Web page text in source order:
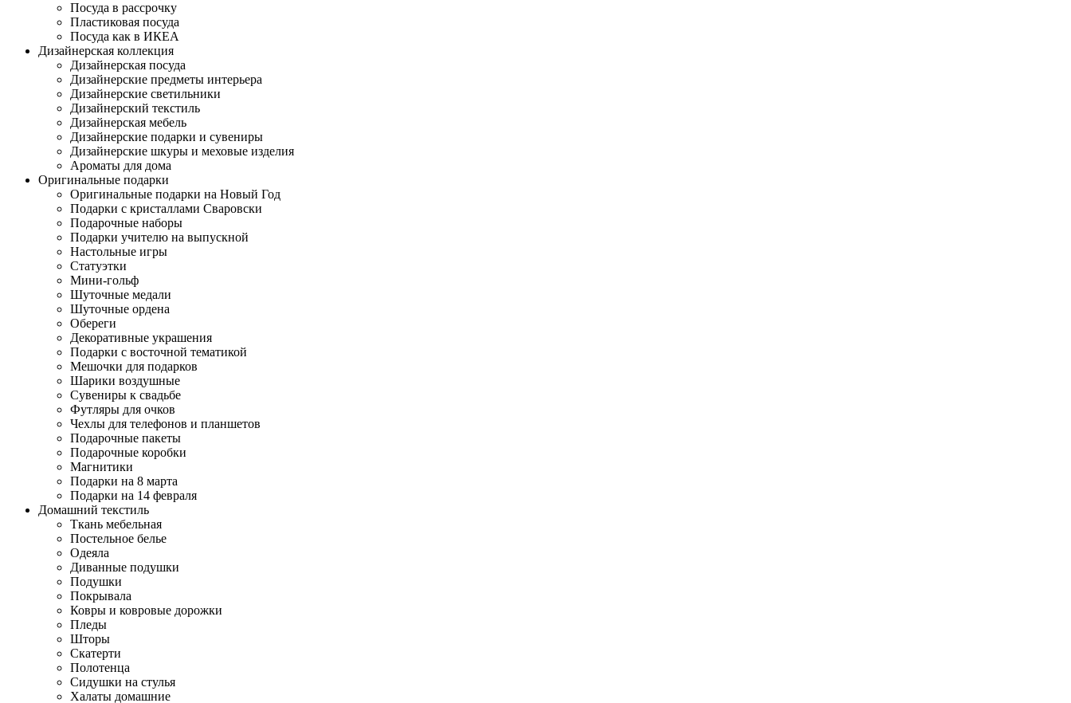
Посуда в рассрочку
Пластиковая посуда
Посуда как в ИКЕА
Дизайнерская коллекция
Дизайнерская посуда
Дизайнерские предметы интерьера
Дизайнерские светильники
Дизайнерский текстиль
Дизайнерская мебель
Дизайнерские подарки и сувениры
Дизайнерские шкуры и меховые изделия
Ароматы для дома
Оригинальные подарки
Оригинальные подарки на Новый Год
Подарки с кристаллами Сваровски
Подарочные наборы
Подарки учителю на выпускной
Настольные игры
Статуэтки
Мини-гольф
Шуточные медали
Шуточные ордена
Обереги
Декоративные украшения
Подарки с восточной тематикой
Мешочки для подарков
Шарики воздушные
Сувениры к свадьбе
Футляры для очков
Чехлы для телефонов и планшетов
Подарочные пакеты
Подарочные коробки
Магнитики
Подарки на 8 марта
Подарки на 14 февраля
Домашний текстиль
Ткань мебельная
Постельное белье
Одеяла
Диванные подушки
Подушки
Покрывала
Ковры и ковровые дорожки
Пледы
Шторы
Скатерти
Полотенца
Сидушки на стулья
Халаты домашние